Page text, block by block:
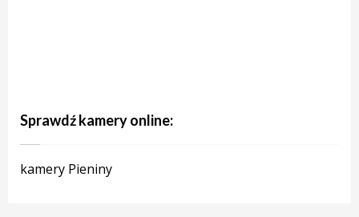
Sprawdź kamery online:
kamery Pieniny